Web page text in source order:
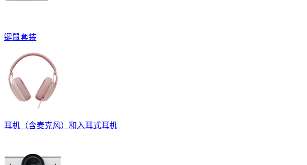
键鼠套装
耳机（含麦克风）和入耳式耳机